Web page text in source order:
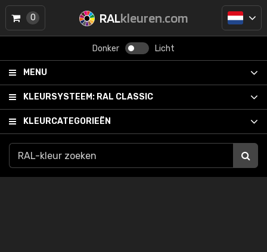
RALkleuren.com
Donker Licht
MENU
KLEURSYSTEEM: RAL CLASSIC
KLEURCATEGORIEËN
0